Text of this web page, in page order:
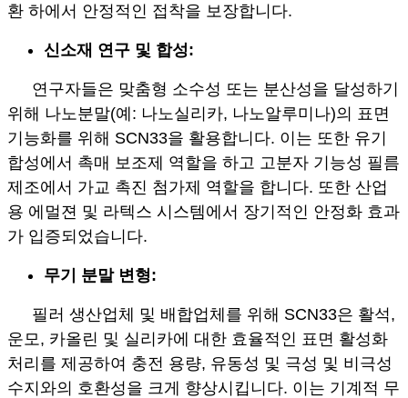
환 하에서 안정적인 접착을 보장합니다.
신소재 연구 및 합성:
연구자들은 맞춤형 소수성 또는 분산성을 달성하기
위해 나노분말(예: 나노실리카, 나노알루미나)의 표면
기능화를 위해 SCN33을 활용합니다. 이는 또한 유기
합성에서 촉매 보조제 역할을 하고 고분자 기능성 필름
제조에서 가교 촉진 첨가제 역할을 합니다. 또한 산업
용 에멀젼 및 라텍스 시스템에서 장기적인 안정화 효과
가 입증되었습니다.
무기 분말 변형:
필러 생산업체 및 배합업체를 위해 SCN33은 활석,
운모, 카올린 및 실리카에 대한 효율적인 표면 활성화
처리를 제공하여 충전 용량, 유동성 및 극성 및 비극성
수지와의 호환성을 크게 향상시킵니다. 이는 기계적 무